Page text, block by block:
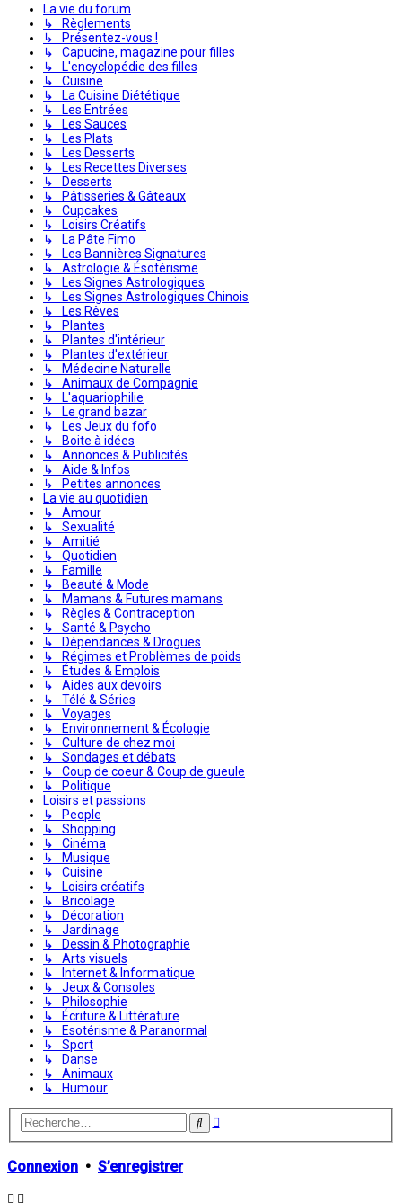
La vie du forum
↳ Règlements
↳ Présentez-vous !
↳ Capucine, magazine pour filles
↳ L'encyclopédie des filles
↳ Cuisine
↳ La Cuisine Diététique
↳ Les Entrées
↳ Les Sauces
↳ Les Plats
↳ Les Desserts
↳ Les Recettes Diverses
↳ Desserts
↳ Pâtisseries & Gâteaux
↳ Cupcakes
↳ Loisirs Créatifs
↳ La Pâte Fimo
↳ Les Bannières Signatures
↳ Astrologie & Ésotérisme
↳ Les Signes Astrologiques
↳ Les Signes Astrologiques Chinois
↳ Les Rêves
↳ Plantes
↳ Plantes d'intérieur
↳ Plantes d'extérieur
↳ Médecine Naturelle
↳ Animaux de Compagnie
↳ L'aquariophilie
↳ Le grand bazar
↳ Les Jeux du fofo
↳ Boite à idées
↳ Annonces & Publicités
↳ Aide & Infos
↳ Petites annonces
La vie au quotidien
↳ Amour
↳ Sexualité
↳ Amitié
↳ Quotidien
↳ Famille
↳ Beauté & Mode
↳ Mamans & Futures mamans
↳ Règles & Contraception
↳ Santé & Psycho
↳ Dépendances & Drogues
↳ Régimes et Problèmes de poids
↳ Études & Emplois
↳ Aides aux devoirs
↳ Télé & Séries
↳ Voyages
↳ Environnement & Écologie
↳ Culture de chez moi
↳ Sondages et débats
↳ Coup de coeur & Coup de gueule
↳ Politique
Loisirs et passions
↳ People
↳ Shopping
↳ Cinéma
↳ Musique
↳ Cuisine
↳ Loisirs créatifs
↳ Bricolage
↳ Décoration
↳ Jardinage
↳ Dessin & Photographie
↳ Arts visuels
↳ Internet & Informatique
↳ Jeux & Consoles
↳ Philosophie
↳ Écriture & Littérature
↳ Esotérisme & Paranormal
↳ Sport
↳ Danse
↳ Animaux
↳ Humour
Rechercher
Recherche
Connexion • S’enregistrer